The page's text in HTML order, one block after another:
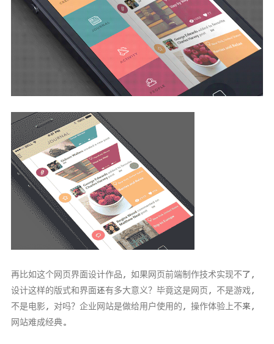
再比如这个网页界面设计作品，如果网页前端制作技术实现不了，
设计这样的版式和界面还有多大意义？毕竟这是网页，不是游戏，
不是电影，对吗？企业网站是做给用户使用的，操作体验上不来，
网站难成经典。